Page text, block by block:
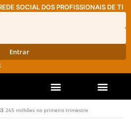
SOCIAL DOS PROFISSIONAIS DE TI
Entrar
265 milhões no primeiro trimestre